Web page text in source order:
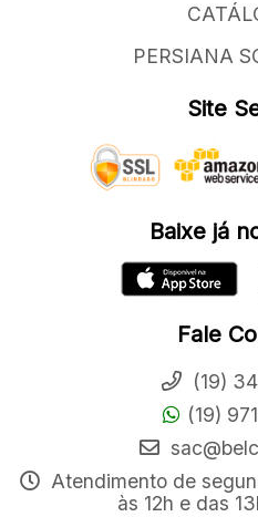
PERSIANA
Site
Baixe já
Fale
(19)
(19)
Atendimento de
às 12h e das